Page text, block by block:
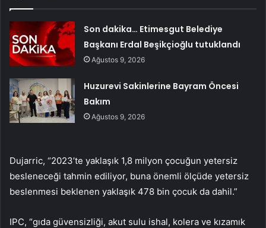
Son dakika… Etimesgut Belediye
Başkanı Erdal Beşikçioğlu tutuklandı
Ağustos 9, 2026
Huzurevi Sakinlerine Bayram Öncesi
Bakım
Ağustos 9, 2026
Dujarric, “2023’te yaklaşık 1,8 milyon çocuğun yetersiz
besleneceği tahmin ediliyor, buna önemli ölçüde yetersiz
beslenmesi beklenen yaklaşık 478 bin çocuk da dahil.”
IPC, “gıda güvensizliği, akut sulu ishal, kolera ve kızamık